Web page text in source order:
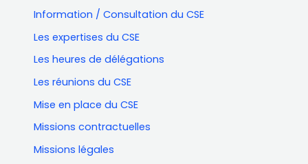
Information / Consultation du CSE
Les expertises du CSE
Les heures de délégations
Les réunions du CSE
Mise en place du CSE
Missions contractuelles
Missions légales